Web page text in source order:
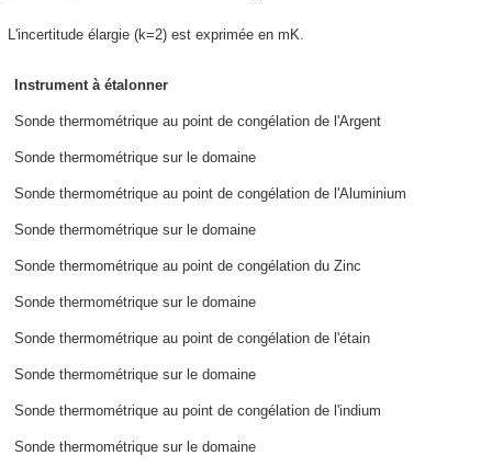
L'incertitude élargie (k=2) est exprimée en mK.
Instrument à étalonner
Sonde thermométrique au point de congélation de l'Argent
Sonde thermométrique sur le domaine
Sonde thermométrique au point de congélation de l'Aluminium
Sonde thermométrique sur le domaine
Sonde thermométrique au point de congélation du Zinc
Sonde thermométrique sur le domaine
Sonde thermométrique au point de congélation de l'étain
Sonde thermométrique sur le domaine
Sonde thermométrique au point de congélation de l'indium
Sonde thermométrique sur le domaine